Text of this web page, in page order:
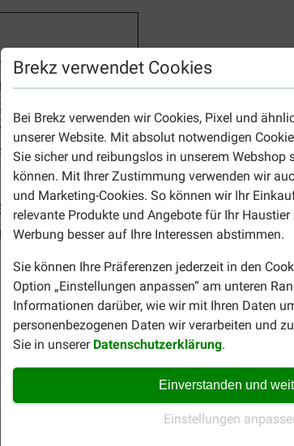
Brekz verwendet Cookies
Bei Brekz verwenden wir Cookies, Pixel und
unserer Website. Mit absolut notwendigen
Sie sicher und reibungslos in unserem Webshop
können. Mit Ihrer Zustimmung verwenden wir
und Marketing-Cookies. So können wir Ihr
relevante Produkte und Angebote für Ihr
Werbung besser auf Ihre Interessen abstimmen.
Sie können Ihre Präferenzen jederzeit in den
Option „Einstellungen anpassen“ am unteren
Informationen darüber, wie wir mit Ihren Daten
personenbezogenen Daten wir verarbeiten und
Sie in unserer Datenschutzerklärung.
Einverstanden und
Einstellungen
für Hunde 1 x 0,4 ml
für Hunde 1 x 1,0 ml
für Hunde 1 x 2,5 ml
für Hunde 1 x 4,0 ml
für Hunde 2 x 4,0 ml
überempfindlich auf den Wirkstoff
Flöhe?
mit einem Gewicht über 4 kg? Dann haben
für Ihren Hund? Stöbern Sie doch auf
19-12-